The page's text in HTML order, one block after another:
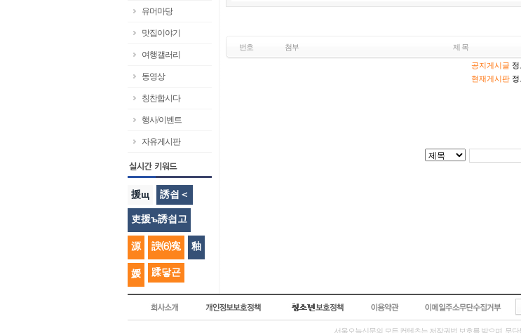
유머마당
맛집이야기
여행갤러리
동영상
칭찬합시다
행사/이벤트
자유게시판
援щ 誘쇱＜
吏援ъ誘쇱고
源 諛⑹寃 釉
媛 蹂닿굔
번호 첨부 제 목
공지게시글
현재게시판정
서울오늘신문의 모든 컨텐츠는 저작권법 보호를 받으며, 무